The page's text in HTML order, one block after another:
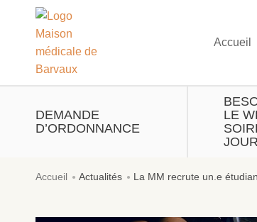
Accueil
DEMANDE
D’ORDONNANCE
LE
Accueil Actualités La MM recrute un.e